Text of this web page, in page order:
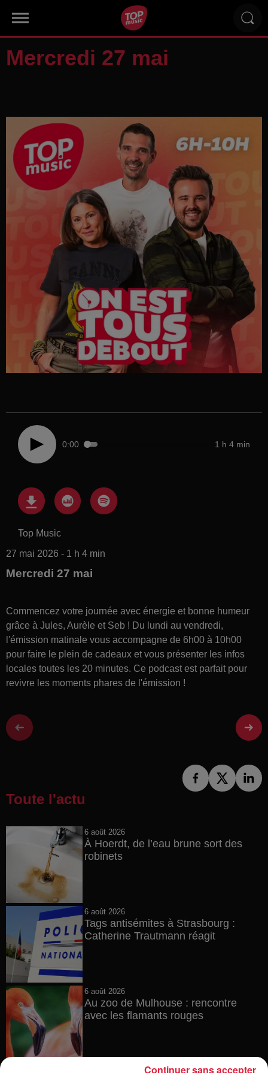
Mercredi 27 mai
0:00 1 h 4 min
Top Music
27 mai 2026 - 1 h 4 min
Mercredi 27 mai
Commencez votre journée avec énergie et bonne humeur
grâce à Jules, Aurèle et Seb ! Du lundi au vendredi,
l'émission matinale vous accompagne de 6h00 à 10h00
pour faire le plein de cadeaux et vous présenter les infos
locales toutes les 20 minutes. Ce podcast est parfait pour
revivre les moments phares de l'émission !
Toute l'actu
6 août 2026
À Hoerdt, de l’eau brune sort des
robinets
6 août 2026
Tags antisémites à Strasbourg :
Catherine Trautmann réagit
6 août 2026
Au zoo de Mulhouse : rencontre
avec les flamants rouges
Continuer sans accepter